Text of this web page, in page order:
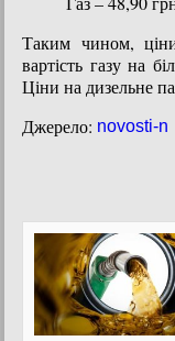
Таким чином,
вартість газу на
Ціни на дизельне
Джерело: novosti-n